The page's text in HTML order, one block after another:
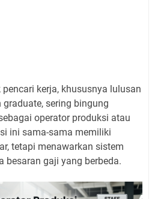
pencari kerja, khususnya lulusan
sering bingung
operator produksi atau
ini sama-sama memiliki
tetapi menawarkan sistem
besaran gaji yang berbeda.